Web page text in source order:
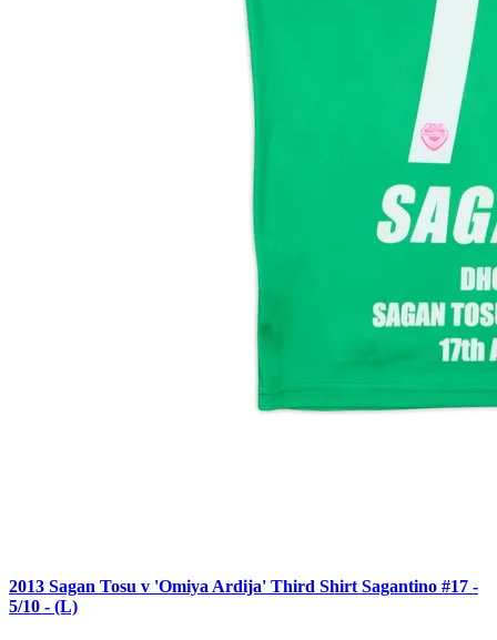
2013 Sagan Tosu v 'Omiya Ardija' Third Shirt Sagantino #17 -
5/10 - (L)